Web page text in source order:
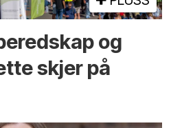
og
skjer på